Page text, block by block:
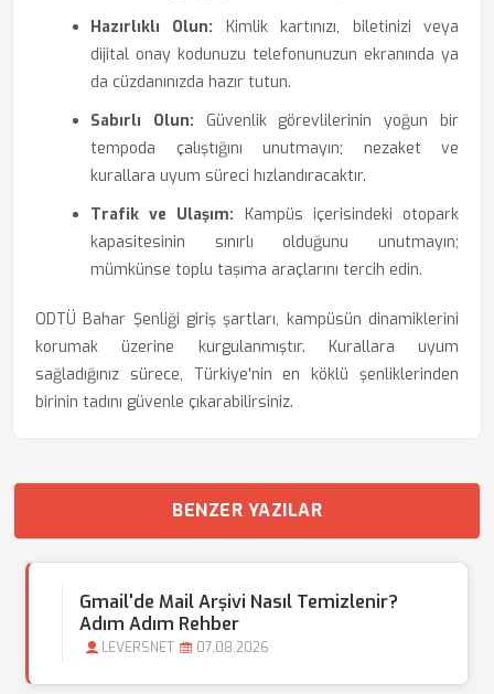
Hazırlıklı Olun: Kimlik kartınızı, biletinizi veya
dijital onay kodunuzu telefonunuzun ekranında ya
da cüzdanınızda hazır tutun.
Sabırlı Olun: Güvenlik görevlilerinin yoğun bir
tempoda çalıştığını unutmayın; nezaket ve
kurallara uyum süreci hızlandıracaktır.
Trafik ve Ulaşım: Kampüs içerisindeki otopark
kapasitesinin sınırlı olduğunu unutmayın;
mümkünse toplu taşıma araçlarını tercih edin.
ODTÜ Bahar Şenliği giriş şartları, kampüsün dinamiklerini
korumak üzerine kurgulanmıştır. Kurallara uyum
sağladığınız sürece, Türkiye'nin en köklü şenliklerinden
birinin tadını güvenle çıkarabilirsiniz.
BENZER YAZILAR
Gmail'de Mail Arşivi Nasıl Temizlenir?
Adım Adım Rehber
LEVERSNET 07.08.2026